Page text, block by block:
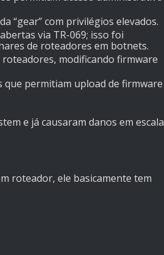
“gear” com privilégios elevados.
via TR-069; isso foi
de roteadores em botnets.
modificando firmware
permitiam upload de firmware
e já causaram danos em escala
roteador, ele basicamente tem